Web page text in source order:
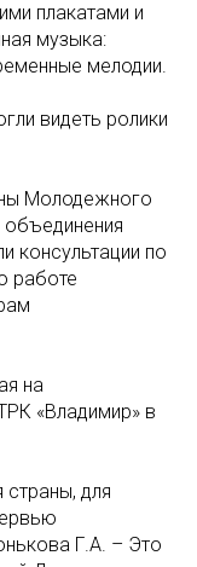
плакатами и
музыка:
мелодии.
видеть ролики
Молодежного
консультации по
работе
на
«Владимир» в
для
Г.А. – Это